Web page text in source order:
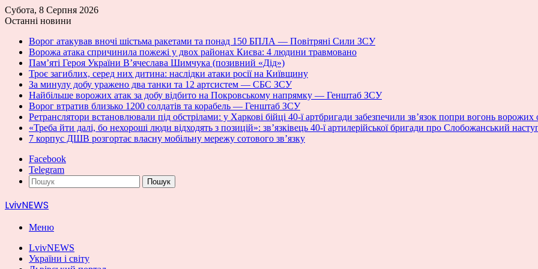
Субота, 8 Серпня 2026
Останні новини
Ворог атакував вночі шістьма ракетами та понад 150 БПЛА — Повітряні Сили ЗСУ
Ворожа атака спричинила пожежі у двох районах Києва: 4 людини травмовано
Пам’яті Героя України В’ячеслава Шимчука (позивний «Дід»)
Троє загиблих, серед них дитина: наслідки атаки росії на Київщину
За минулу добу уражено два танки та 12 артсистем — СБС ЗСУ
Найбільше ворожих атак за добу відбито на Покровському напрямку — Генштаб ЗСУ
Ворог втратив близько 1200 солдатів та корабель — Генштаб ЗСУ
Ретранслятори встановлювали під обстрілами: у Харкові бійці 40-ї артбригади забезпечили зв’язок попри вогонь ворожих
«Треба йти далі, бо нехороші люди відходять з позицій»: зв’язківець 40-ї артилерійської бригади про Слобожанський
7 корпус ДШВ розгортає власну мобільну мережу сотового зв’язку
Facebook
Telegram
Пошук
LvivNEWS
Меню
LvivNEWS
України і світу